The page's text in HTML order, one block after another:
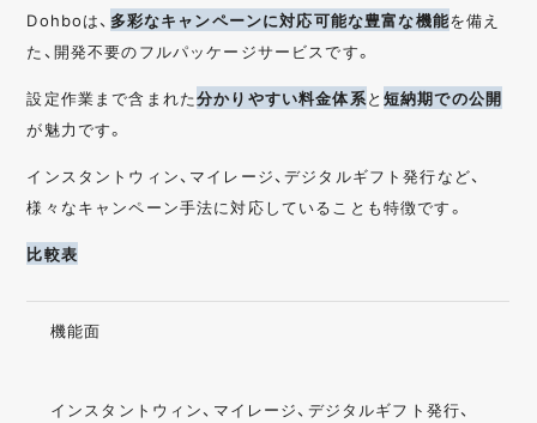
Dohboは、 多彩なキャンペーンに対応可能な豊富な機能を備え
た、開発不要のフルパッケージサービスです。
設定作業まで含まれた分かりやすい料金体系と 短納期での公開
が魅力です。
インスタントウィン、マイレージ、デジタルギフト発行など、
様々なキャンペーン手法に対応していることも特徴です。
比較表
機能面
インスタントウィン、マイレージ、デジタルギフト発行、